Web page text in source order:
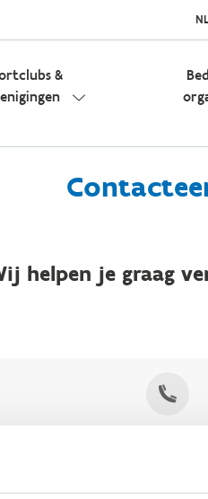
&
helpen je graag